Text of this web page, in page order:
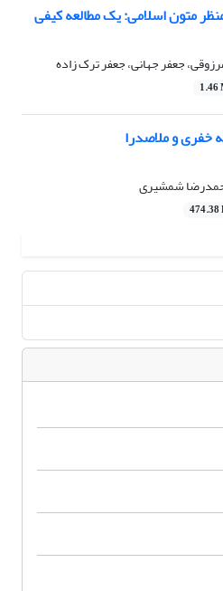
متون اسلامی: یک مطالعه کیفی
جعفر جهانی، جعفر ترک زاده
1.46
خفری و ملاصدرا
شمشیری
474.38